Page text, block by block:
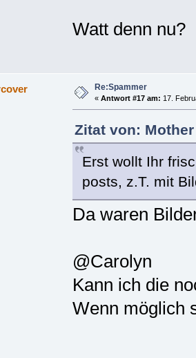
Watt denn nu?
Re:Spammer
« Antwort #17 am: 17.
Zitat von: Mother
Erst wollt Ihr
posts, z.T. mit
Da waren
@Carolyn
Kann ich die
Wenn möglich